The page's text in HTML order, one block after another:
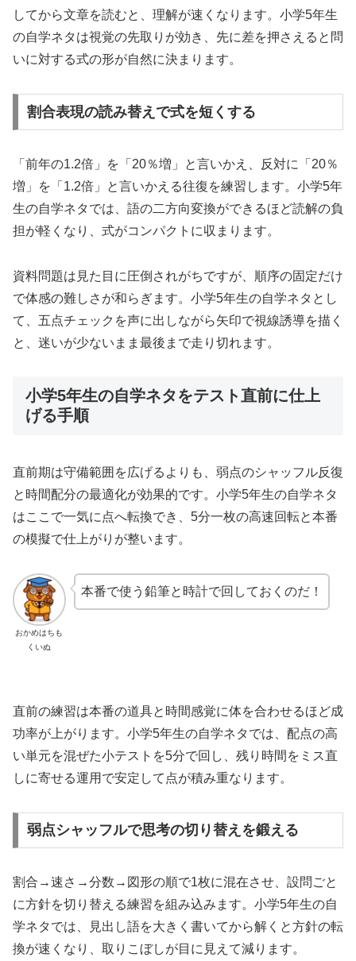
してから文章を読むと、理解が速くなります。小学5年生
の自学ネタは視覚の先取りが効き、先に差を押さえると問
いに対する式の形が自然に決まります。
割合表現の読み替えで式を短くする
「前年の1.2倍」を「20％増」と言いかえ、反対に「20％
増」を「1.2倍」と言いかえる往復を練習します。小学5年
生の自学ネタでは、語の二方向変換ができるほど読解の負
担が軽くなり、式がコンパクトに収まります。
資料問題は見た目に圧倒されがちですが、順序の固定だけ
で体感の難しさが和らぎます。小学5年生の自学ネタとし
て、五点チェックを声に出しながら矢印で視線誘導を描く
と、迷いが少ないまま最後まで走り切れます。
小学5年生の自学ネタをテスト直前に仕上
げる手順
直前期は守備範囲を広げるよりも、弱点のシャッフル反復
と時間配分の最適化が効果的です。小学5年生の自学ネタ
はここで一気に点へ転換でき、5分一枚の高速回転と本番
の模擬で仕上がりが整います。
おかめはちも
くいぬ
本番で使う鉛筆と時計で回しておくのだ！
直前の練習は本番の道具と時間感覚に体を合わせるほど成
功率が上がります。小学5年生の自学ネタでは、配点の高
い単元を混ぜた小テストを5分で回し、残り時間をミス直
しに寄せる運用で安定して点が積み重なります。
弱点シャッフルで思考の切り替えを鍛える
割合→速さ→分数→図形の順で1枚に混在させ、設問ごと
に方針を切り替える練習を組み込みます。小学5年生の自
学ネタでは、見出し語を大きく書いてから解くと方針の転
換が速くなり、取りこぼしが目に見えて減ります。